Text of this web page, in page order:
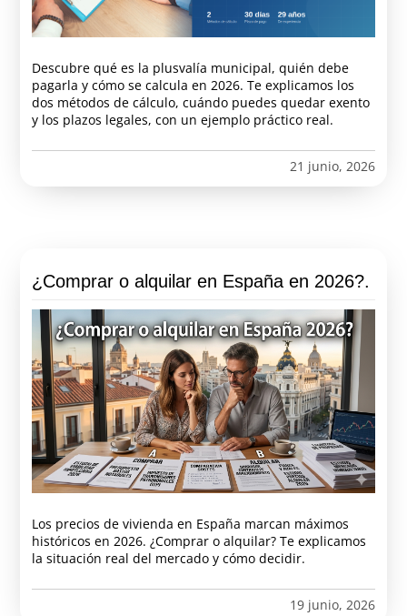
Descubre qué es la plusvalía municipal, quién debe
pagarla y cómo se calcula en 2026. Te explicamos los
dos métodos de cálculo, cuándo puedes quedar exento
y los plazos legales, con un ejemplo práctico real.
21 junio, 2026
¿Comprar o alquilar en España en 2026?.
Los precios de vivienda en España marcan máximos
históricos en 2026. ¿Comprar o alquilar? Te explicamos
la situación real del mercado y cómo decidir.
19 junio, 2026